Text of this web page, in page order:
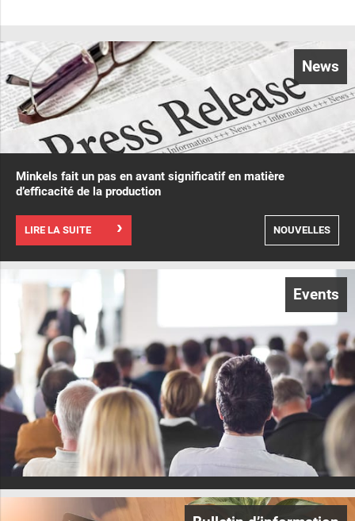
News
Minkels fait un pas en avant significatif en matière
d’efficacité de la production
LIRE LA SUITE NOUVELLES
Events